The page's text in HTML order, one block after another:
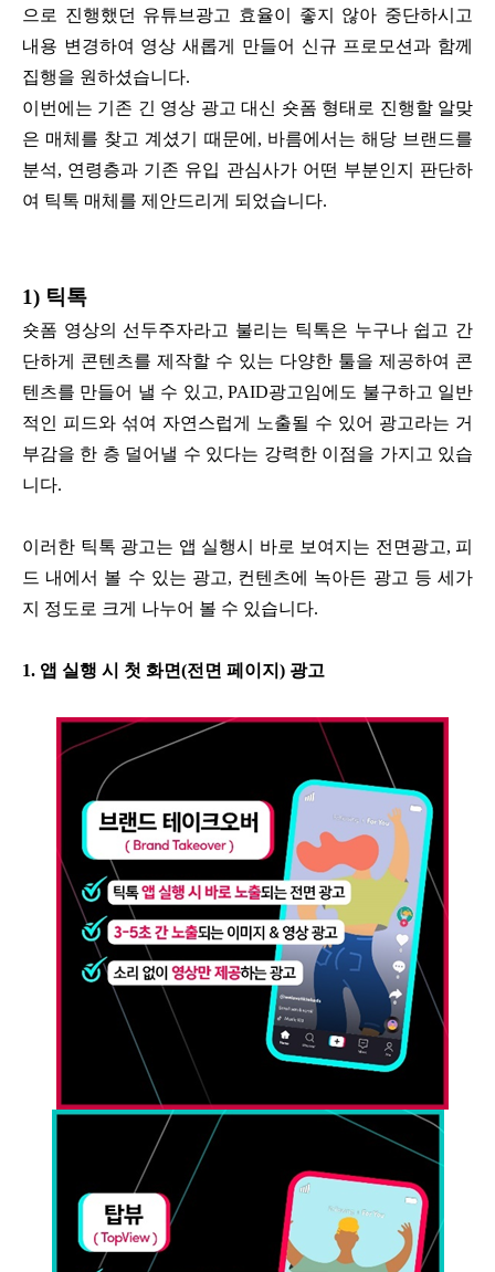
으로 진행했던 유튜브광고 효율이 좋지 않아 중단하시고
내용 변경하여 영상 새롭게 만들어 신규 프로모션과 함께
집행을 원하셨습니다.
이번에는 기존 긴 영상 광고 대신 숏폼 형태로 진행할 알맞
은 매체를 찾고 계셨기 때문에, 바름에서는 해당 브랜드를
분석, 연령층과 기존 유입 관심사가 어떤 부분인지 판단하
여 틱톡 매체를 제안드리게 되었습니다.
1) 틱톡
숏폼 영상의 선두주자라고 불리는 틱톡은 누구나 쉽고 간
단하게 콘텐츠를 제작할 수 있는 다양한 툴을 제공하여 콘
텐츠를 만들어 낼 수 있고, PAID광고임에도 불구하고 일반
적인 피드와 섞여 자연스럽게 노출될 수 있어 광고라는 거
부감을 한 층 덜어낼 수 있다는 강력한 이점을 가지고 있습
니다.
이러한 틱톡 광고는 앱 실행시 바로 보여지는 전면광고, 피
드 내에서 볼 수 있는 광고, 컨텐츠에 녹아든 광고 등 세가
지 정도로 크게 나누어 볼 수 있습니다.
1. 앱 실행 시 첫 화면(전면 페이지) 광고